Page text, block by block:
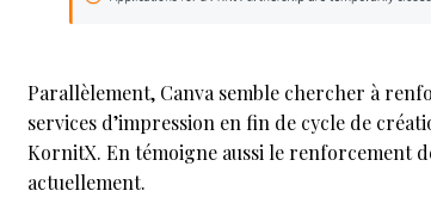
Parallèlement, Canva semble chercher à
services d’impression en fin de cycle de
KornitX. En témoigne aussi le renforcement
actuellement.